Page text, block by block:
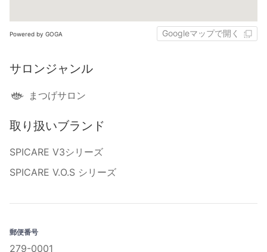
Powered by GOGA Googleマップで開く
サロンジャンル
まつげサロン
取り扱いブランド
SPICARE V3シリーズ
SPICARE V.O.S シリーズ
郵便番号
279-0001